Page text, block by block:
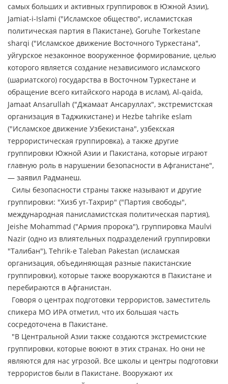
самых больших и активных группировок в Южной Азии),
Jamiat-i-Islami ("Исламское общество", исламистская
политическая партия в Пакистане), Goruhe Torkestane
sharqi ("Исламское движение Восточного Туркестана",
уйгурское незаконное вооруженное формирование, целью
которого является создание независимого исламского
(шариатского) государства в Восточном Туркестане и
обращение всего китайского народа в ислам), Al-qaida,
Jamaat Ansarullah ("Джамаат Ансаруллах", экстремистская
организация в Таджикистане) и Hezbe tahrike eslam
("Исламское движение Узбекистана", узбекская
террористическая группировка), а также другие
группировки Южной Азии и Пакистана, которые играют
главную роль в нарушении безопасности в Афганистане",
— заявил Радманеш.
Силы безопасности страны также называют и другие
группировки: "Хизб ут-Тахрир" ("Партия свободы",
международная панисламистская политическая партия),
Jeishe Mohammad ("Армия пророка"), группировка Maulvi
Nazir (одно из влиятельных подразделений группировки
"Талибан"), Tehrik-e Taleban Pakestan (исламская
организация, объединяющая разные пакистанские
группировки), которые также вооружаются в Пакистане и
перебираются в Афганистан.
Говоря о центрах подготовки террористов, заместитель
спикера МО ИРА отметил, что их большая часть
сосредоточена в Пакистане.
"В Центральной Азии также создаются экстремистские
группировки, которые воюют в этих странах. Но они не
являются для нас угрозой. Все школы и центры подготовки
террористов были в Пакистане. Вооружают их